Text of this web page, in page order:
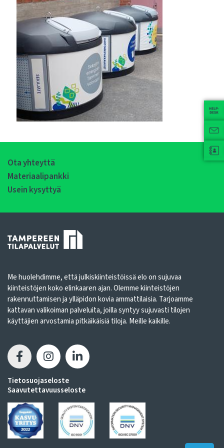
Ota yhteyttä
Materiaalipankki
Usein kysyttyä
Me huolehdimme, että julkiskiinteistöissä elo on sujuvaa
kiinteistöjen koko elinkaaren ajan. Olemme kiinteistöjen
rakennuttamisen ja ylläpidon kovia ammattilaisia. Tarjoamme
kattavan valikoiman palveluita, joilla syntyy sujuvasti tilojen
käyttäjien arvostamia pitkäikäisiä tiloja. Meille kaikille.
Tietosuojaseloste
Saavutettavuusseloste